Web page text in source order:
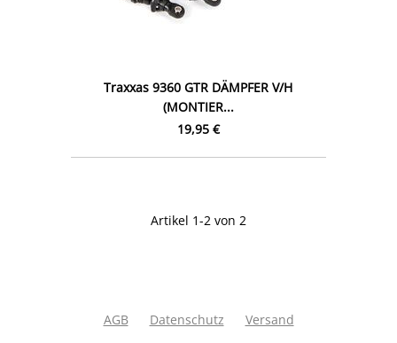
Traxxas 9360 GTR DÄMPFER V/H
(MONTIER...
19,95 €
Artikel 1-2 von 2
AGB Datenschutz Versand